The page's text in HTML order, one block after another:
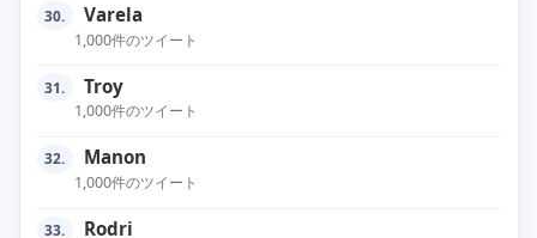
30. Varela
1,000件のツイート
31. Troy
1,000件のツイート
32. Manon
1,000件のツイート
33. Rodri